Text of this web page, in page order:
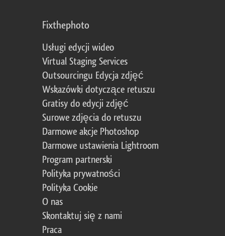
Fixthephoto
Usługi edycji wideo
Virtual Staging Services
Outsourcingu Edycja zdjęć
Wskazówki dotyczące retuszu
Gratisy do edycji zdjęć
Surowe zdjęcia do retuszu
Darmowe akcje Photoshop
Darmowe ustawienia Lightroom
Program partnerski
Polityka prywatności
Polityka Cookie
O nas
Skontaktuj się z nami
Praca